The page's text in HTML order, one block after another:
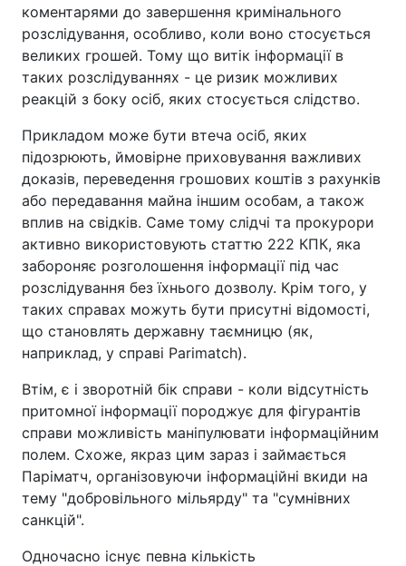
коментарями до завершення кримінального
розслідування, особливо, коли воно стосується
великих грошей. Тому що витік інформації в
таких розслідуваннях - це ризик можливих
реакцій з боку осіб, яких стосується слідство.
Прикладом може бути втеча осіб, яких
підозрюють, ймовірне приховування важливих
доказів, переведення грошових коштів з рахунків
або передавання майна іншим особам, а також
вплив на свідків. Саме тому слідчі та прокурори
активно використовують статтю 222 КПК, яка
забороняє розголошення інформації під час
розслідування без їхнього дозволу. Крім того, у
таких справах можуть бути присутні відомості,
що становлять державну таємницю (як,
наприклад, у справі Parimatch).
Втім, є і зворотній бік справи - коли відсутність
притомної інформації породжує для фігурантів
справи можливість маніпулювати інформаційним
полем. Схоже, якраз цим зараз і займається
Паріматч, організовуючи інформаційні вкиди на
тему "добровільного мільярду" та "сумнівних
санкцій".
Одночасно існує певна кількість